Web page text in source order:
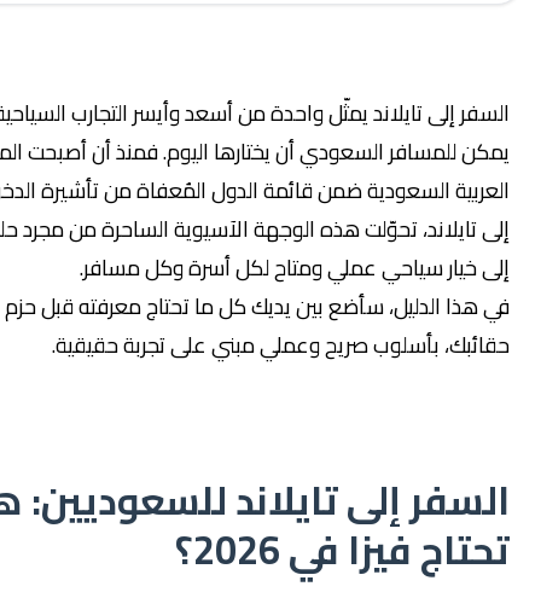
إلى تايلاند يمثّل واحدة من أسعد وأيسر التجارب السياحية التي
للمسافر السعودي أن يختارها اليوم. فمنذ أن أصبحت المملكة
السعودية ضمن قائمة الدول المُعفاة من تأشيرة الدخول
تحوّلت هذه الوجهة الآسيوية الساحرة من مجرد حلم بعيد
سياحي عملي ومتاح لكل أسرة وكل مسافر.
الدليل، سأضع بين يديك كل ما تحتاج معرفته قبل حزم
بأسلوب صريح وعملي مبني على تجربة حقيقية.
إلى تايلاند للسعوديين: هل
فيزا في 2026؟